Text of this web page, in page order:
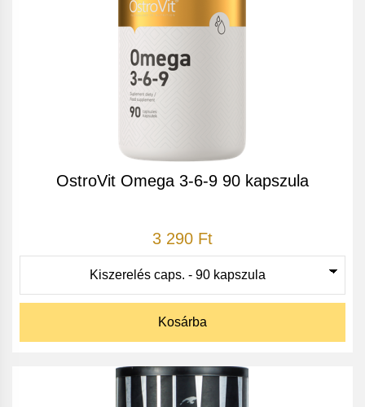
OstroVit Omega 3-6-9 90 kapszula
3 290 Ft
Kosárba